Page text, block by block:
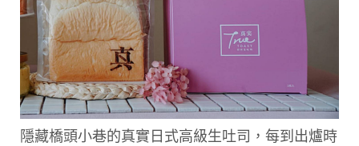
隱藏橋頭小巷的真實日式高級生吐司，每到出爐時